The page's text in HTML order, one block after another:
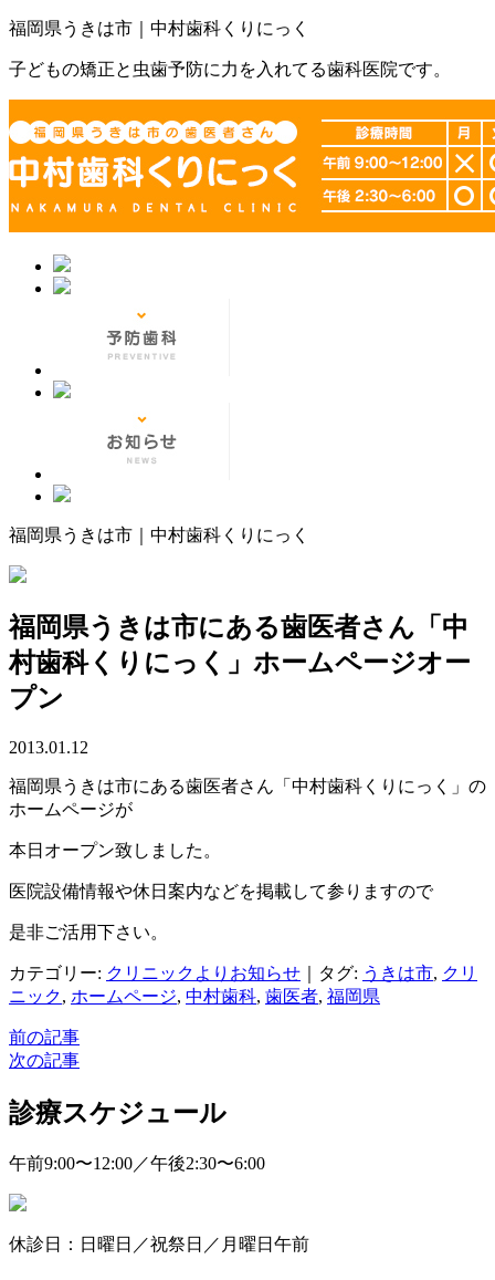
福岡県うきは市｜中村歯科くりにっく
子どもの矯正と虫歯予防に力を入れてる歯科医院です。
福岡県うきは市｜中村歯科くりにっく
福岡県うきは市にある歯医者さん「中
村歯科くりにっく」ホームページオー
プン
2013.01.12
福岡県うきは市にある歯医者さん「中村歯科くりにっく」の
ホームページが
本日オープン致しました。
医院設備情報や休日案内などを掲載して参りますので
是非ご活用下さい。
カテゴリー: クリニックよりお知らせ ｜タグ: うきは市, クリ
ニック, ホームページ, 中村歯科, 歯医者, 福岡県
前の記事
次の記事
診療スケジュール
午前9:00〜12:00／午後2:30〜6:00
休診日：日曜日／祝祭日／月曜日午前